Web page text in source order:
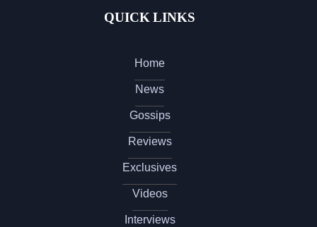
QUICK LINKS
Home
News
Gossips
Reviews
Exclusives
Videos
Interviews